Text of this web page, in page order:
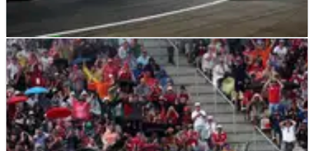
F1 FEATURE 24/07/19
GP Jerman: Bagaimana masa depan F1 di
Jerman?
Lewis Larkam merangkum peristiwa-peristiwa penting
sejauh ini dalam kisah Grand Prix Jerman, yang
diperkirakan akan dihapus dari kalender F1 pada tahun
2020.